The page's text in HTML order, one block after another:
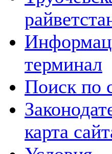
терминал
Поиск по
карта